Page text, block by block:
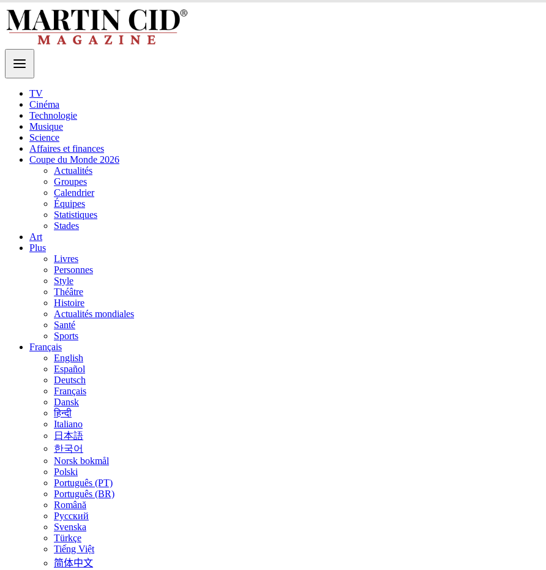
TV
Cinéma
Technologie
Musique
Science
Affaires et finances
Coupe du Monde 2026
Actualités
Groupes
Calendrier
Équipes
Statistiques
Stades
Art
Plus
Livres
Personnes
Style
Théâtre
Histoire
Actualités mondiales
Santé
Sports
Français
English
Español
Deutsch
Français
Dansk
हिन्दी
Italiano
日本語
한국어
Norsk bokmål
Polski
Português (PT)
Português (BR)
Română
Русский
Svenska
Türkçe
Tiếng Việt
简体中文